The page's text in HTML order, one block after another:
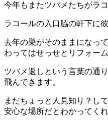
今年もまたツバメたちがラ
ラコールの入口脇の軒下に
去年の巣がそのままになっ
わってはせっせとリフォー
ツバメ返しという言葉の通
飛んできます。
まだちょっと人見知り？し
安心な場所だとわかってく